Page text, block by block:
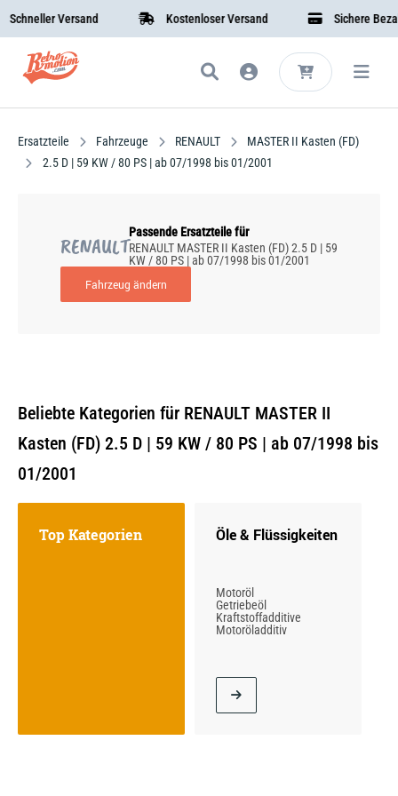
Versand Kostenloser Versand Sichere
Ersatzteile Fahrzeuge RENAULT
MASTER II Kasten (FD)
2.5 D | 59 KW / 80 PS | ab 07/1998 bis 01/2001
RENAULT
Passende Ersatzteile für
RENAULT MASTER II Kasten (FD) 2.5 D | 59
KW / 80 PS | ab 07/1998 bis 01/2001
Fahrzeug ändern
Beliebte Kategorien für RENAULT MASTER II
Kasten (FD) 2.5 D | 59 KW / 80 PS | ab 07/1998 bis
01/2001
Top Kategorien Öle & Flüssigkeiten
Motoröl
Getriebeöl
Kraftstoffadditive
Motoröladditiv